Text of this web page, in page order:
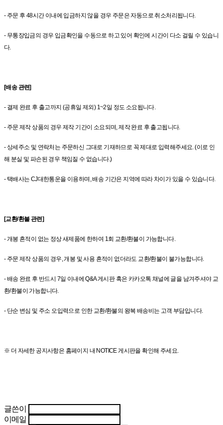
- 주문 후 48시간 이내에 입금하지 않을 경우 주문은 자동으로 취소처리됩니다.
- 무통장입금의 경우 입금확인을 수동으로 하고 있어 확인에 시간이 다소 걸릴 수 있습니
다.
[배송 관련]
- 결제 완료 후 출고까지 (공휴일 제외) 1~2일 정도 소요됩니다.
- 주문 제작 상품의 경우 제작 기간이 소요되며, 제작 완료 후 출고됩니다.
- 상세주소 및 연락처는 주문하신 그대로 기재하므로 꼭 제대로 입력해주세요. (이로 인
해 분실 및 파손된 경우 책임질 수 없습니다.)
- 택배사는 CJ대한통운을 이용하며, 배송 기간은 지역에 따라 차이가 있을 수 있습니다.
[교환/환불 관련]
- 개봉 흔적이 없는 정상 새제품에 한하여 1회 교환/환불이 가능합니다.
- 주문 제작 상품의 경우, 개봉 및 사용 흔적이 없더라도 교환/환불이 불가능합니다.
- 배송 완료 후 반드시 7일 이내에 Q&A 게시판 혹은 카카오톡 채널에 글을 남겨주셔야 교
환/환불이 가능합니다.
- 단순 변심 및 주소 오입력으로 인한 교환/환불의 왕복 배송비는 고객 부담입니다.
※ 더 자세한 공지사항은 홈페이지 내 NOTICE 게시판을 확인해 주세요.
글쓴이
이메일